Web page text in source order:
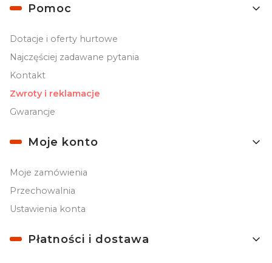
Pomoc
Dotacje i oferty hurtowe
Najczęściej zadawane pytania
Kontakt
Zwroty i reklamacje
Gwarancje
Moje konto
Moje zamówienia
Przechowalnia
Ustawienia konta
Płatności i dostawa